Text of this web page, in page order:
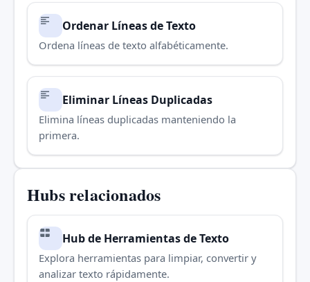
Ordenar Líneas de Texto
Ordena líneas de texto alfabéticamente.
Eliminar Líneas Duplicadas
Elimina líneas duplicadas manteniendo la
primera.
Hubs relacionados
Hub de Herramientas de Texto
Explora herramientas para limpiar, convertir y
analizar texto rápidamente.